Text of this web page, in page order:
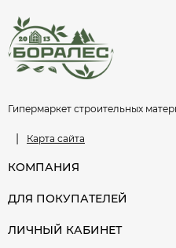
Гипермаркет строительных
| Карта сайта
КОМПАНИЯ
ДЛЯ ПОКУПАТЕЛЕЙ
ЛИЧНЫЙ КАБИНЕТ